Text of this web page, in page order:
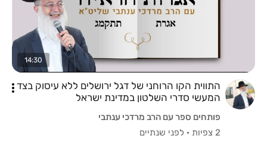
14:30
התווית הקו הרוחני של דגל ירושלים ללא עיסוק בצד
המעשי סדרי השלטון במדינת ישראל
פותחים ספר עם הרב מרדכי ענתבי
2 צפיות
· לפני שנתיים